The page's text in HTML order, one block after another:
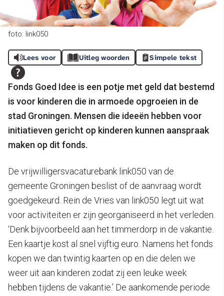
foto: link050
Lees voor Uitleg woorden Simpele tekst
Fonds Goed Idee is een potje met geld dat bestemd
is voor kinderen die in armoede opgroeien in de
stad Groningen. Mensen die ideeën hebben voor
initiatieven gericht op kinderen kunnen aanspraak
maken op dit fonds.
De vrijwilligersvacaturebank link050 van de
gemeente Groningen beslist of de aanvraag wordt
goedgekeurd. Rein de Vries van link050 legt uit wat
voor activiteiten er zijn georganiseerd in het verleden.
‘Denk bijvoorbeeld aan het timmerdorp in de vakantie.
Een kaartje kost al snel vijftig euro. Namens het fonds
kopen we dan twintig kaarten op en die delen we
weer uit aan kinderen zodat zij een leuke week
hebben tijdens de vakantie.’ De aankomende periode